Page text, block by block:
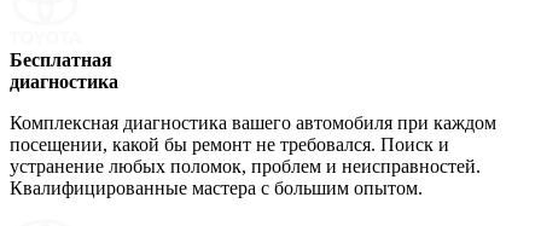
Бесплатная
диагностика
Комплексная диагностика вашего автомобиля при каждом
посещении, какой бы ремонт не требовался. Поиск и
устранение любых поломок, проблем и неисправностей.
Квалифицированные мастера с большим опытом.